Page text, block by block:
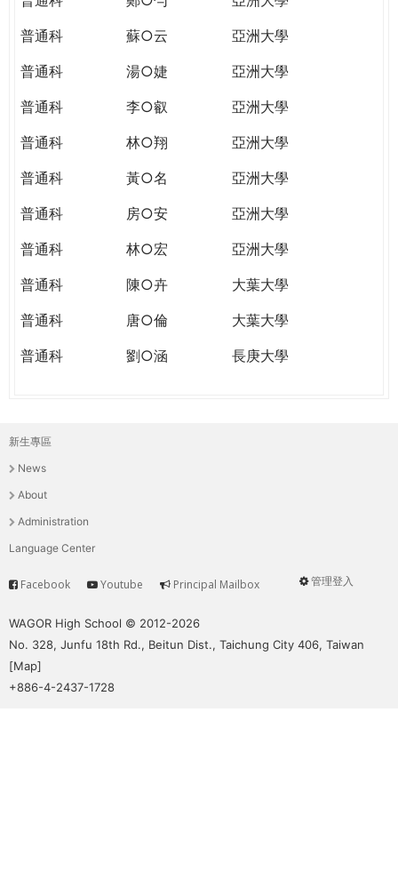
普通科
蘇○云
亞洲大學
普通科
湯○婕
亞洲大學
普通科
李○叡
亞洲大學
普通科
林○翔
亞洲大學
普通科
黃○名
亞洲大學
普通科
房○安
亞洲大學
普通科
林○宏
亞洲大學
普通科
陳○卉
大葉大學
普通科
唐○倫
大葉大學
普通科
劉○涵 長庚大學
主
選
單
新生專區
News
About
Administration
Language Center
User
管理登入
Service
Facebook Youtube Principal Mailbox
WAGOR High School © 2012-2026
No. 328, Junfu 18th Rd., Beitun Dist., Taichung City 406, Taiwan
[Map]
+886-4-2437-1728